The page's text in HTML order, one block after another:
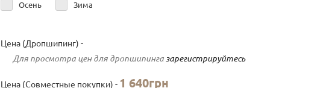
Осень Зима
Цена (Дропшипинг) -
Для просмотра цен для дропшипинга зарегистрируйтесь
Цена (Совместные покупки) - 1 640грн